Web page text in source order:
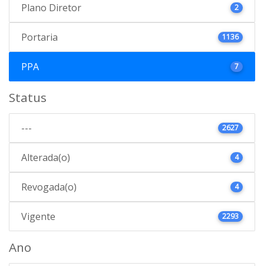
Plano Diretor 2
Portaria 1136
PPA 7
Status
--- 2627
Alterada(o) 4
Revogada(o) 4
Vigente 2293
Ano